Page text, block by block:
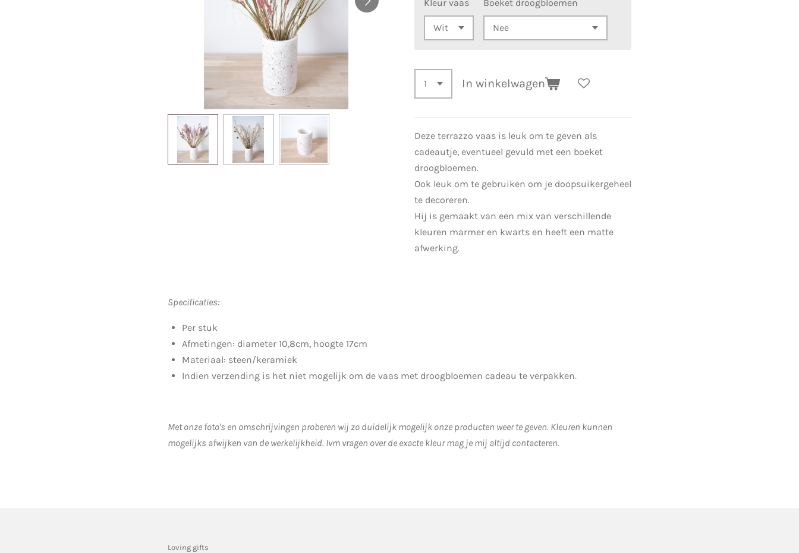
Kleur vaas Boeket droogbloemen
In winkelwagen
Deze terrazzo vaas is leuk om te geven als
cadeautje, eventueel gevuld met een boeket
droogbloemen.
Ook leuk om te gebruiken om je doopsuikergeheel
te decoreren.
Hij is gemaakt van een mix van verschillende
kleuren marmer en kwarts en heeft een matte
afwerking.
Specificaties:
Per stuk
Afmetingen: diameter 10,8cm, hoogte 17cm
Materiaal: steen/keramiek
Indien verzending is het niet mogelijk om de vaas met droogbloemen cadeau te verpakken.
Met onze foto's en omschrijvingen proberen wij zo duidelijk mogelijk onze producten weer te geven. Kleuren kunnen
mogelijks afwijken van de werkelijkheid. Ivm vragen over de exacte kleur mag je mij altijd contacteren.
Loving gifts